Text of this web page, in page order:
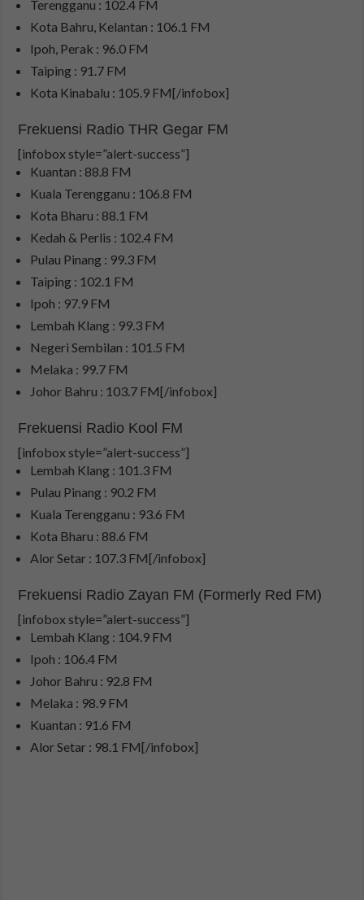
Terengganu : 102.4 FM
Kota Bahru, Kelantan : 106.1 FM
Ipoh, Perak : 96.0 FM
Taiping : 91.7 FM
Kota Kinabalu : 105.9 FM[/infobox]
Frekuensi Radio THR Gegar FM
[infobox style=”alert-success”]
Kuantan : 88.8 FM
Kuala Terengganu : 106.8 FM
Kota Bharu : 88.1 FM
Kedah & Perlis : 102.4 FM
Pulau Pinang : 99.3 FM
Taiping : 102.1 FM
Ipoh : 97.9 FM
Lembah Klang : 99.3 FM
Negeri Sembilan : 101.5 FM
Melaka : 99.7 FM
Johor Bahru : 103.7 FM[/infobox]
Frekuensi Radio Kool FM
[infobox style=”alert-success”]
Lembah Klang : 101.3 FM
Pulau Pinang : 90.2 FM
Kuala Terengganu : 93.6 FM
Kota Bharu : 88.6 FM
Alor Setar : 107.3 FM[/infobox]
Frekuensi Radio Zayan FM (Formerly Red FM)
[infobox style=”alert-success”]
Lembah Klang : 104.9 FM
Ipoh : 106.4 FM
Johor Bahru : 92.8 FM
Melaka : 98.9 FM
Kuantan : 91.6 FM
Alor Setar : 98.1 FM[/infobox]